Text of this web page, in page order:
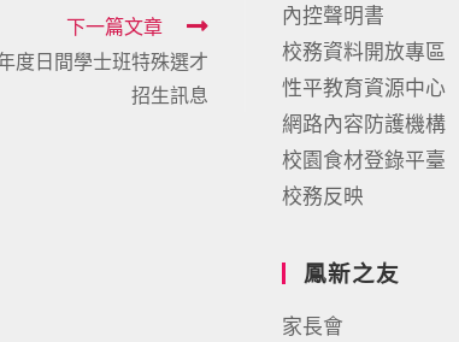
下一篇文章
度日間學士班特殊選才
招生訊息
內控聲明書
校務資料開放專區
性平教育資源中心
網路內容防護機構
校園食材登錄平臺
校務反映
鳳新之友
家長會